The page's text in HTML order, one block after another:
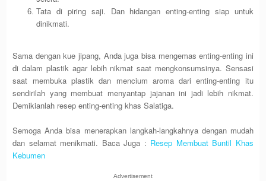
Tata di piring saji. Dan hidangan enting-enting siap untuk
dinikmati.
Sama dengan kue jipang, Anda juga bisa mengemas enting-enting ini
di dalam plastik agar lebih nikmat saat mengkonsumsinya. Sensasi
saat membuka plastik dan mencium aroma dari enting-enting itu
sendirilah yang membuat menyantap jajanan ini jadi lebih nikmat.
Demikianlah resep enting-enting khas Salatiga.
Semoga Anda bisa menerapkan langkah-langkahnya dengan mudah
dan selamat menikmati. Baca Juga : Resep Membuat Buntil Khas
Kebumen
Advertisement